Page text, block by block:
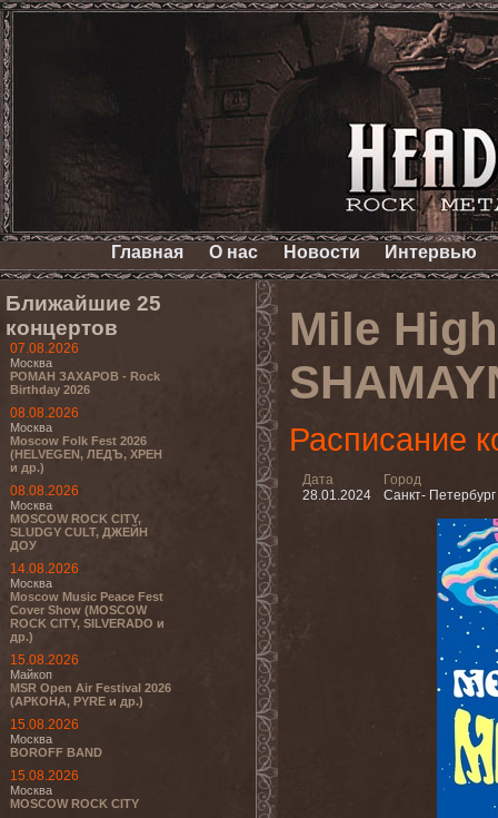
Главная О нас Новости Интервью
Ближайшие 25
концертов
07.08.2026
Москва
РОМАН ЗАХАРОВ - Rock
Birthday 2026
08.08.2026
Москва
Moscow Folk Fest 2026
(HELVEGEN, ЛЕДЪ, ХРЕН
и др.)
08.08.2026
Москва
MOSCOW ROCK CITY,
SLUDGY CULT, ДЖЕЙН
ДОУ
14.08.2026
Москва
Moscow Music Peace Fest
Cover Show (MOSCOW
ROCK CITY, SILVERADO и
др.)
15.08.2026
Майкоп
MSR Open Air Festival 2026
(АРКОНА, PYRE и др.)
15.08.2026
Москва
BOROFF BAND
15.08.2026
Москва
MOSCOW ROCK CITY
Mile
Расписание
Дата
28.01.2024
Город
Санкт- Петербург